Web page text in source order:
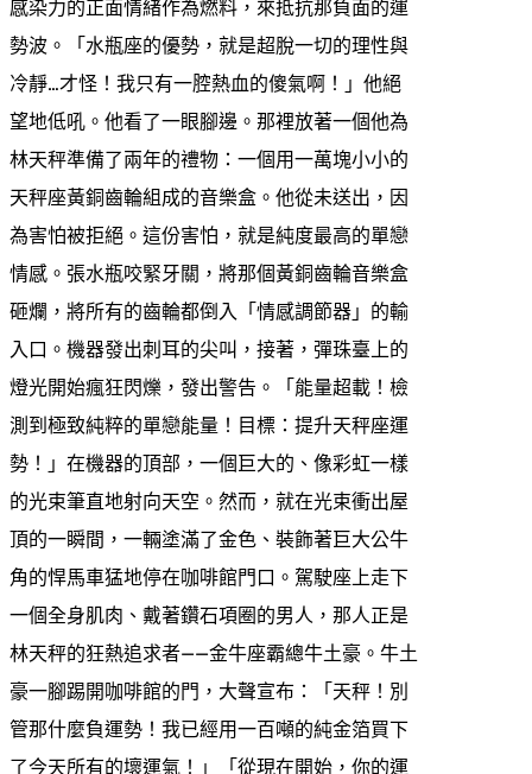
感染力的正面情緒作為燃料，來抵抗那負面的運
勢波。「水瓶座的優勢，就是超脫一切的理性與
冷靜…才怪！我只有一腔熱血的傻氣啊！」他絕
望地低吼。他看了一眼腳邊。那裡放著一個他為
林天秤準備了兩年的禮物：一個用一萬塊小小的
天秤座黃銅齒輪組成的音樂盒。他從未送出，因
為害怕被拒絕。這份害怕，就是純度最高的單戀
情感。張水瓶咬緊牙關，將那個黃銅齒輪音樂盒
砸爛，將所有的齒輪都倒入「情感調節器」的輸
入口。機器發出刺耳的尖叫，接著，彈珠臺上的
燈光開始瘋狂閃爍，發出警告。「能量超載！檢
測到極致純粹的單戀能量！目標：提升天秤座運
勢！」在機器的頂部，一個巨大的、像彩虹一樣
的光束筆直地射向天空。然而，就在光束衝出屋
頂的一瞬間，一輛塗滿了金色、裝飾著巨大公牛
角的悍馬車猛地停在咖啡館門口。駕駛座上走下
一個全身肌肉、戴著鑽石項圈的男人，那人正是
林天秤的狂熱追求者——金牛座霸總牛土豪。牛土
豪一腳踢開咖啡館的門，大聲宣布：「天秤！別
管那什麼負運勢！我已經用一百噸的純金箔買下
了今天所有的壞運氣！」「從現在開始，你的運